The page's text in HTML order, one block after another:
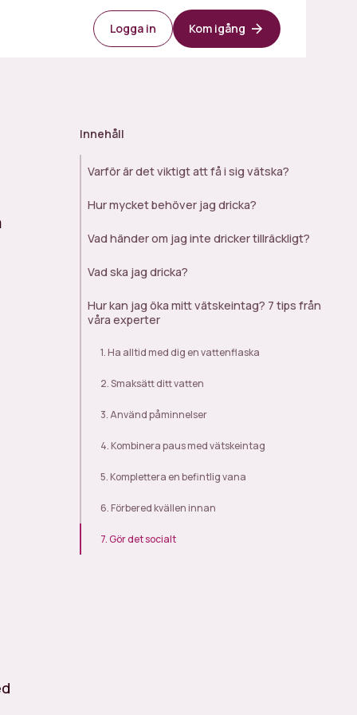
Logga in Kom igång
Innehåll
Varför är det viktigt att få i sig vätska?
Hur mycket behöver jag dricka?
Vad händer om jag inte dricker tillräckligt?
Vad ska jag dricka?
Hur kan jag öka mitt vätskeintag? 7 tips från
våra experter‍
1. Ha alltid med dig en vattenflaska
2. Smaksätt ditt vatten
3. Använd påminnelser
4. Kombinera paus med vätskeintag
5. Komplettera en befintlig vana
6. Förbered kvällen innan
7. Gör det socialt